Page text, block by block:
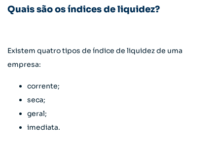
Quais são os índices de liquidez?
Existem quatro tipos de índice de liquidez de uma
empresa:
corrente;
seca;
geral;
imediata.